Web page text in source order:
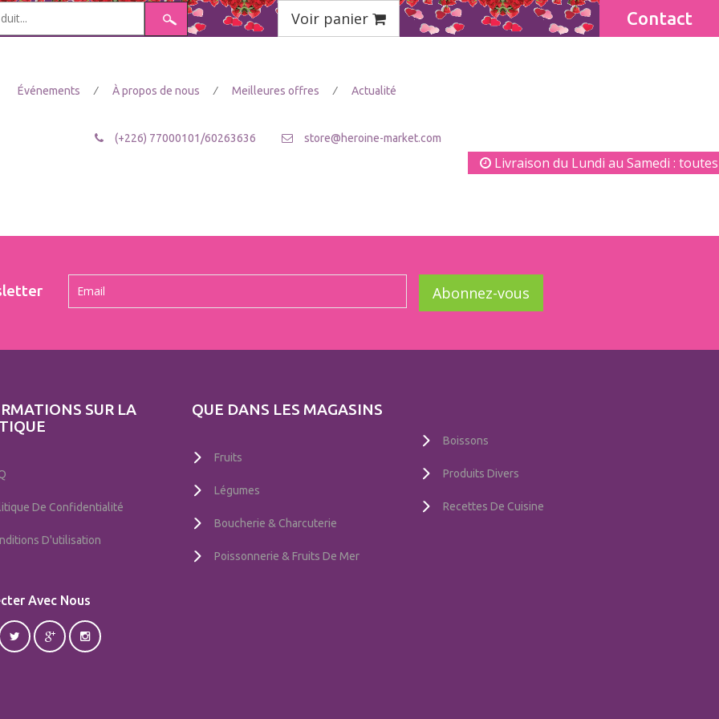
Voir panier Contact
Événements / À propos de nous / Meilleures offres / Actualité
(+226) 77000101/60263636 store@heroine-market.com
Livraison du Lundi au Samedi : toutes
Abonnez-vous
SUR LA
De Confidentialité
D'utilisation
QUE DANS LES MAGASINS
Fruits
Légumes
Boucherie & Charcuterie
Poissonnerie & Fruits De Mer
Boissons
Produits Divers
Recettes De Cuisine
Avec Nous